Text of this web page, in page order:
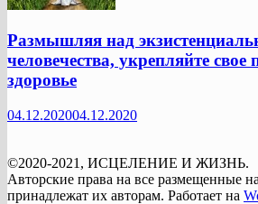
Размышляя над
человечества, укрепляйте свое
здоровье
04.12.202004.12.2020
©2020-2021, ИСЦЕЛЕНИЕ И ЖИЗНЬ.
Авторские права на все размещенные
принадлежат их авторам. Работает на